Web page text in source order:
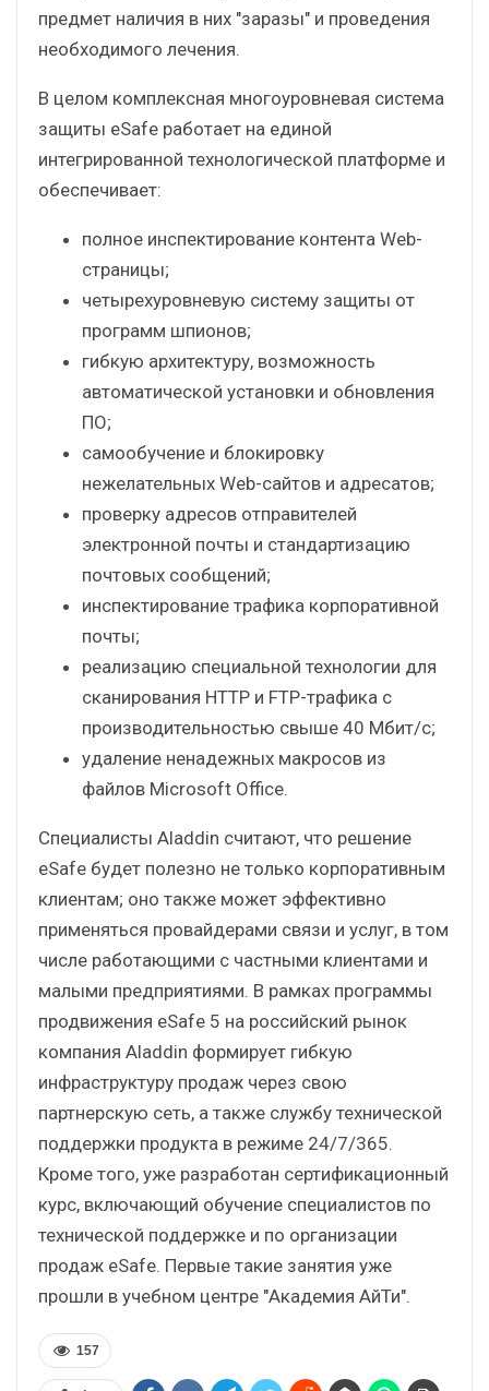
предмет наличия в них "заразы" и проведения
необходимого лечения.
В целом комплексная многоуровневая система
защиты eSafe работает на единой
интегрированной технологической платформе и
обеспечивает:
полное инспектирование контента Web-
страницы;
четырехуровневую систему защиты от
программ шпионов;
гибкую архитектуру, возможность
автоматической установки и обновления
ПО;
самообучение и блокировку
нежелательных Web-сайтов и адресатов;
проверку адресов отправителей
электронной почты и стандартизацию
почтовых сообщений;
инспектирование трафика корпоративной
почты;
реализацию специальной технологии для
сканирования HTTP и FTP-трафика с
производительностью свыше 40 Мбит/с;
удаление ненадежных макросов из
файлов Microsoft Office.
Специалисты Aladdin считают, что решение
eSafe будет полезно не только корпоративным
клиентам; оно также может эффективно
применяться провайдерами связи и услуг, в том
числе работающими с частными клиентами и
малыми предприятиями. В рамках программы
продвижения eSafe 5 на российский рынок
компания Aladdin формирует гибкую
инфраструктуру продаж через свою
партнерскую сеть, а также службу технической
поддержки продукта в режиме 24/7/365.
Кроме того, уже разработан сертификационный
курс, включающий обучение специалистов по
технической поддержке и по организации
продаж eSafe. Первые такие занятия уже
прошли в учебном центре "Академия АйТи".
157